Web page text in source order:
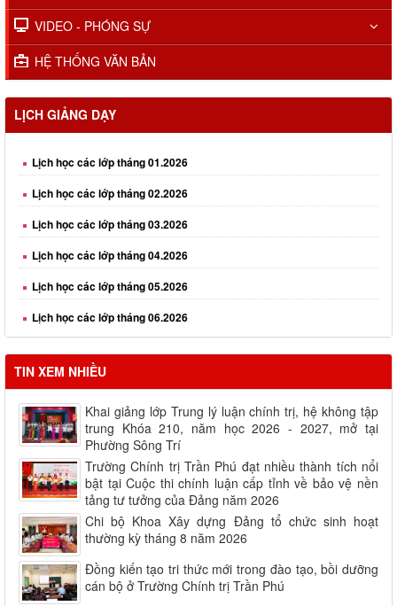
VIDEO - PHÓNG SỰ
HỆ THỐNG VĂN BẢN
LỊCH GIẢNG DẠY
Lịch học các lớp tháng 01.2026
Lịch học các lớp tháng 02.2026
Lịch học các lớp tháng 03.2026
Lịch học các lớp tháng 04.2026
Lịch học các lớp tháng 05.2026
Lịch học các lớp tháng 06.2026
Lịch học các lớp tháng 08.2026
TIN XEM NHIỀU
Khai giảng lớp Trung lý luận chính trị, hệ không tập
trung Khóa 210, năm học 2026 - 2027, mở tại
Phường Sông Trí
Trường Chính trị Trần Phú đạt nhiều thành tích nổi
bật tại Cuộc thi chính luận cấp tỉnh về bảo vệ nền
tảng tư tưởng của Đảng năm 2026
Chi bộ Khoa Xây dựng Đảng tổ chức sinh hoạt
thường kỳ tháng 8 năm 2026
Đồng kiến tạo tri thức mới trong đào tạo, bồi dưỡng
cán bộ ở Trường Chính trị Trần Phú